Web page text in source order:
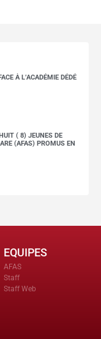
À L’ACADÉMIE DÉDÉ
( 8) JEUNES DE
(AFAS) PROMUS EN
EQUIPES
AFAS
Staff
Staff Web